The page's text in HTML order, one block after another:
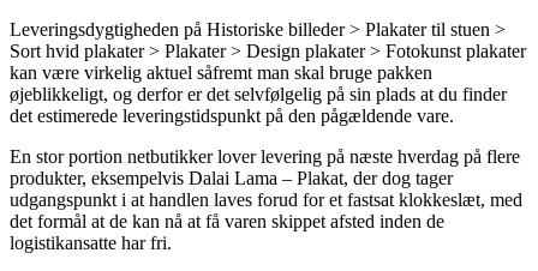
Leveringsdygtigheden på Historiske billeder > Plakater til stuen >
Sort hvid plakater > Plakater > Design plakater > Fotokunst plakater
kan være virkelig aktuel såfremt man skal bruge pakken
øjeblikkeligt, og derfor er det selvfølgelig på sin plads at du finder
det estimerede leveringstidspunkt på den pågældende vare.
En stor portion netbutikker lover levering på næste hverdag på flere
produkter, eksempelvis Dalai Lama – Plakat, der dog tager
udgangspunkt i at handlen laves forud for et fastsat klokkeslæt, med
det formål at de kan nå at få varen skippet afsted inden de
logistikansatte har fri.